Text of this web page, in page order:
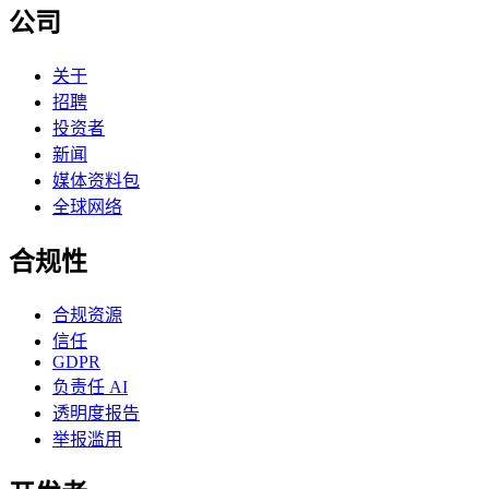
公司
关于
招聘
投资者
新闻
媒体资料包
全球网络
合规性
合规资源
信任
GDPR
负责任 AI
透明度报告
举报滥用